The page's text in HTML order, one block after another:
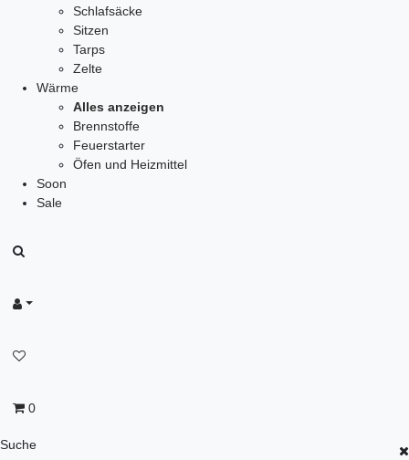
Schlafsäcke
Sitzen
Tarps
Zelte
Wärme
Alles anzeigen
Brennstoffe
Feuerstarter
Öfen und Heizmittel
Soon
Sale
0
Suche